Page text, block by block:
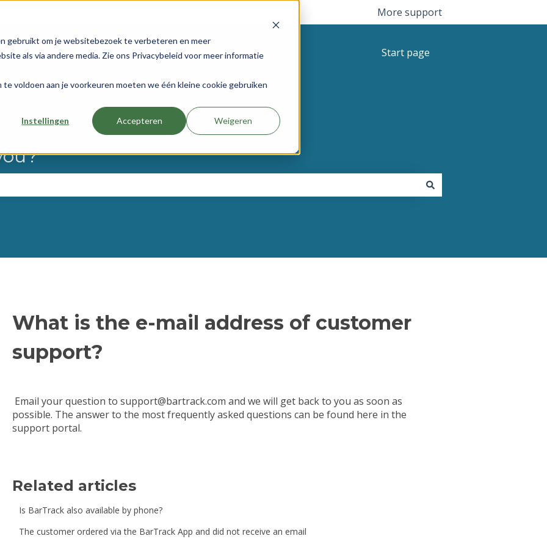
gebruikt om je websitebezoek te verbeteren en meer
als via andere media. Zie ons Privacybeleid voor meer informatie
voldoen aan je voorkeuren moeten we één kleine cookie gebruiken
Instellingen Accepteren Weigeren
More support
Start page
What is the e-mail address of customer
support?
Email your question to support@bartrack.com and we will get back to you as soon as
possible. The answer to the most frequently asked questions can be found here in the
support portal.
Related articles
Is BarTrack also available by phone?
The customer ordered via the BarTrack App and did not receive an email